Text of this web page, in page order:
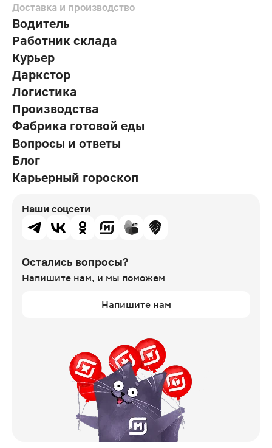
Доставка и производство
Водитель
Работник склада
Курьер
Даркстор
Логистика
Производства
Фабрика готовой еды
Вопросы и ответы
Блог
Карьерный гороскоп
Наши соцсети
Остались вопросы?
Напишите нам, и мы поможем
Напишите нам